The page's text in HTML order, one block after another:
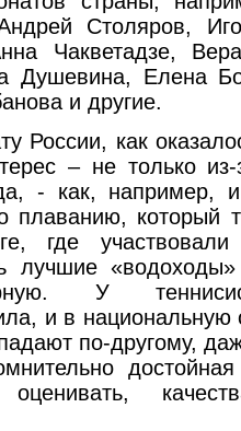
Столяров,
Чакветадзе,
Душевина, Елена
и другие.
России, как
– не только из-
- как, например,
плаванию, который
где участвовали
лучшие
У
и в национальную
по-другому,